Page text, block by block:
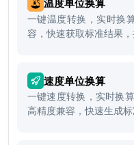
温度单位换算
一键温度转换，实时换
容，快速获取标准结果
速度单位换算
一键速度转换，实时换
高精度兼容，快速生成